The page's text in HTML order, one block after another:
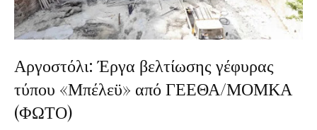
Αργοστόλι: Έργα βελτίωσης γέφυρας
τύπου «Μπέλεϋ» από ΓΕΕΘΑ/ΜΟΜΚΑ
(ΦΩΤΟ)